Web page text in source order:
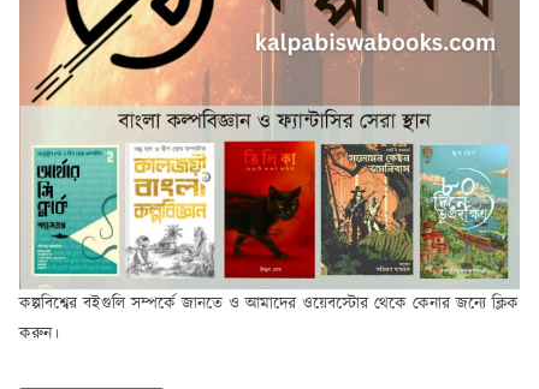
কল্পবিশ্বের বইগুলি সম্পর্কে জানতে ও আমাদের ওয়েবস্টোর থেকে কেনার জন্যে ক্লিক
করুন।